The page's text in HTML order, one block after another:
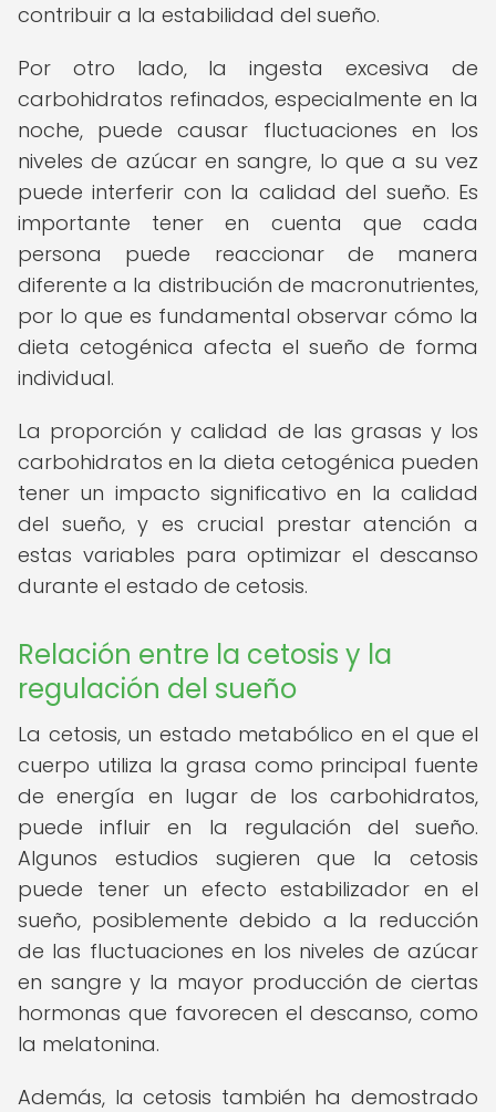
contribuir a la estabilidad del sueño.
Por otro lado, la ingesta excesiva de
carbohidratos refinados, especialmente en la
noche, puede causar fluctuaciones en los
niveles de azúcar en sangre, lo que a su vez
puede interferir con la calidad del sueño. Es
importante tener en cuenta que cada
persona puede reaccionar de manera
diferente a la distribución de macronutrientes,
por lo que es fundamental observar cómo la
dieta cetogénica afecta el sueño de forma
individual.
La proporción y calidad de las grasas y los
carbohidratos en la dieta cetogénica pueden
tener un impacto significativo en la calidad
del sueño, y es crucial prestar atención a
estas variables para optimizar el descanso
durante el estado de cetosis.
Relación entre la cetosis y la
regulación del sueño
La cetosis, un estado metabólico en el que el
cuerpo utiliza la grasa como principal fuente
de energía en lugar de los carbohidratos,
puede influir en la regulación del sueño.
Algunos estudios sugieren que la cetosis
puede tener un efecto estabilizador en el
sueño, posiblemente debido a la reducción
de las fluctuaciones en los niveles de azúcar
en sangre y la mayor producción de ciertas
hormonas que favorecen el descanso, como
la melatonina.
Además, la cetosis también ha demostrado